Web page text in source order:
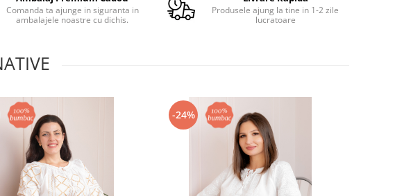
Comanda ta ajunge in siguranta in
ambalajele noastre cu dichis.
Produsele ajung la tine in 1-2 zile
lucratoare
-24%